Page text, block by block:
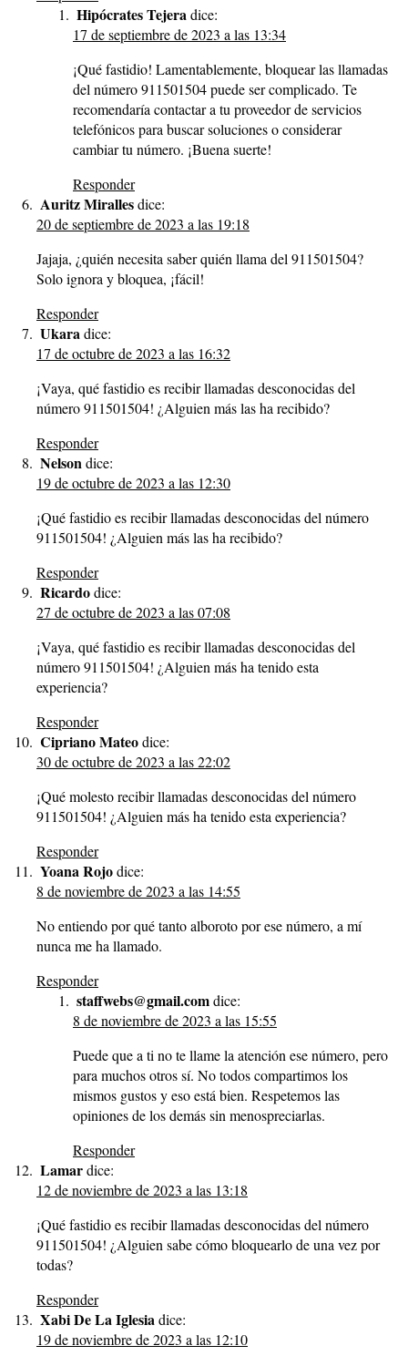
Hipócrates Tejeradice:
17 de septiembre de 2023 a las 13:34
¡Qué fastidio! Lamentablemente, bloquear las llamadas
del número 911501504 puede ser complicado. Te
recomendaría contactar a tu proveedor de servicios
telefónicos para buscar soluciones o considerar
cambiar tu número. ¡Buena suerte!
Responder
Auritz Mirallesdice:
20 de septiembre de 2023 a las 19:18
Jajaja, ¿quién necesita saber quién llama del 911501504?
Solo ignora y bloquea, ¡fácil!
Responder
Ukaradice:
17 de octubre de 2023 a las 16:32
¡Vaya, qué fastidio es recibir llamadas desconocidas del
número 911501504! ¿Alguien más las ha recibido?
Responder
Nelsondice:
19 de octubre de 2023 a las 12:30
¡Qué fastidio es recibir llamadas desconocidas del número
911501504! ¿Alguien más las ha recibido?
Responder
Ricardodice:
27 de octubre de 2023 a las 07:08
¡Vaya, qué fastidio es recibir llamadas desconocidas del
número 911501504! ¿Alguien más ha tenido esta
experiencia?
Responder
Cipriano Mateodice:
30 de octubre de 2023 a las 22:02
¡Qué molesto recibir llamadas desconocidas del número
911501504! ¿Alguien más ha tenido esta experiencia?
Responder
Yoana Rojodice:
8 de noviembre de 2023 a las 14:55
No entiendo por qué tanto alboroto por ese número, a mí
nunca me ha llamado.
Responder
staffwebs@gmail.comdice:
8 de noviembre de 2023 a las 15:55
Puede que a ti no te llame la atención ese número, pero
para muchos otros sí. No todos compartimos los
mismos gustos y eso está bien. Respetemos las
opiniones de los demás sin menospreciarlas.
Responder
Lamardice:
12 de noviembre de 2023 a las 13:18
¡Qué fastidio es recibir llamadas desconocidas del número
911501504! ¿Alguien sabe cómo bloquearlo de una vez por
todas?
Responder
Xabi De La Iglesiadice:
19 de noviembre de 2023 a las 12:10